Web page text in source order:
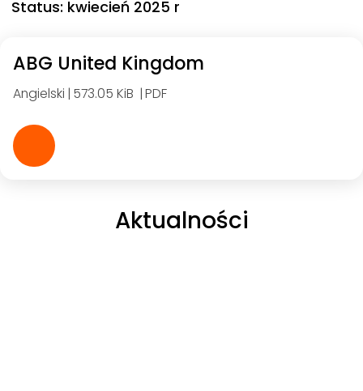
Status: kwiecień 2025 r
Angielski 573.05 KiB PDF
ABG United Kingdom
Aktualności